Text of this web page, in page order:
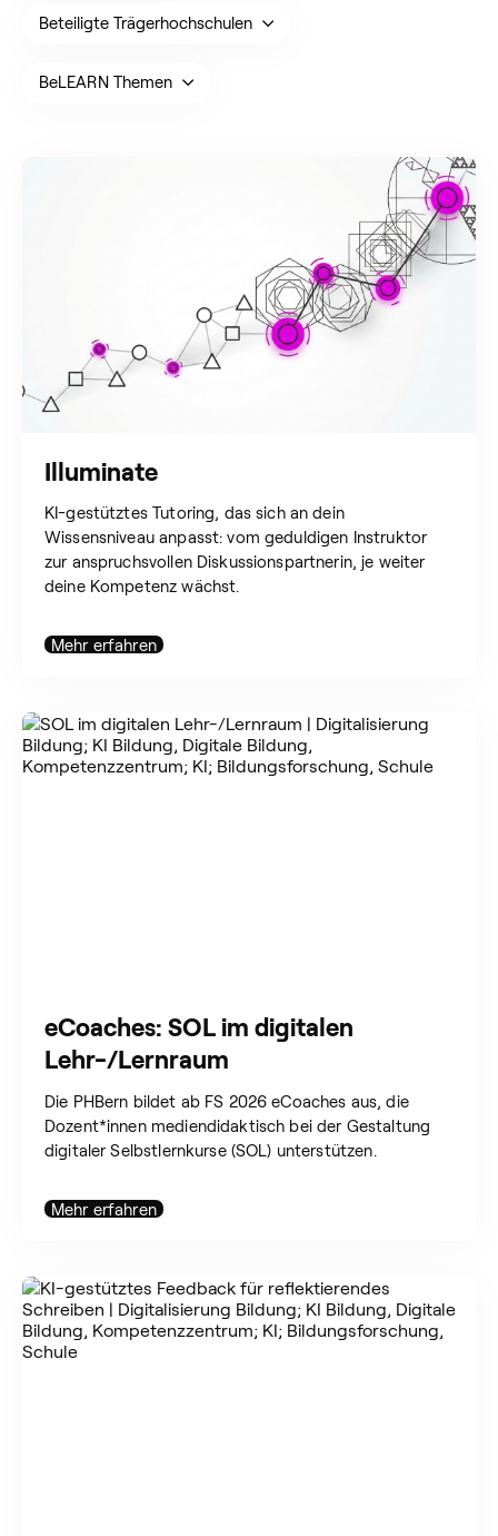
Beteiligte Trägerhochschulen
BeLEARN Themen
Illuminate
KI-gestütztes Tutoring, das sich an dein
Wissensniveau anpasst: vom geduldigen Instruktor
zur anspruchsvollen Diskussionspartnerin, je weiter
deine Kompetenz wächst.
Mehr erfahren
eCoaches: SOL im digitalen
Lehr-/Lernraum
Die PHBern bildet ab FS 2026 eCoaches aus, die
Dozent*innen mediendidaktisch bei der Gestaltung
digitaler Selbstlernkurse (SOL) unterstützen.
Mehr erfahren